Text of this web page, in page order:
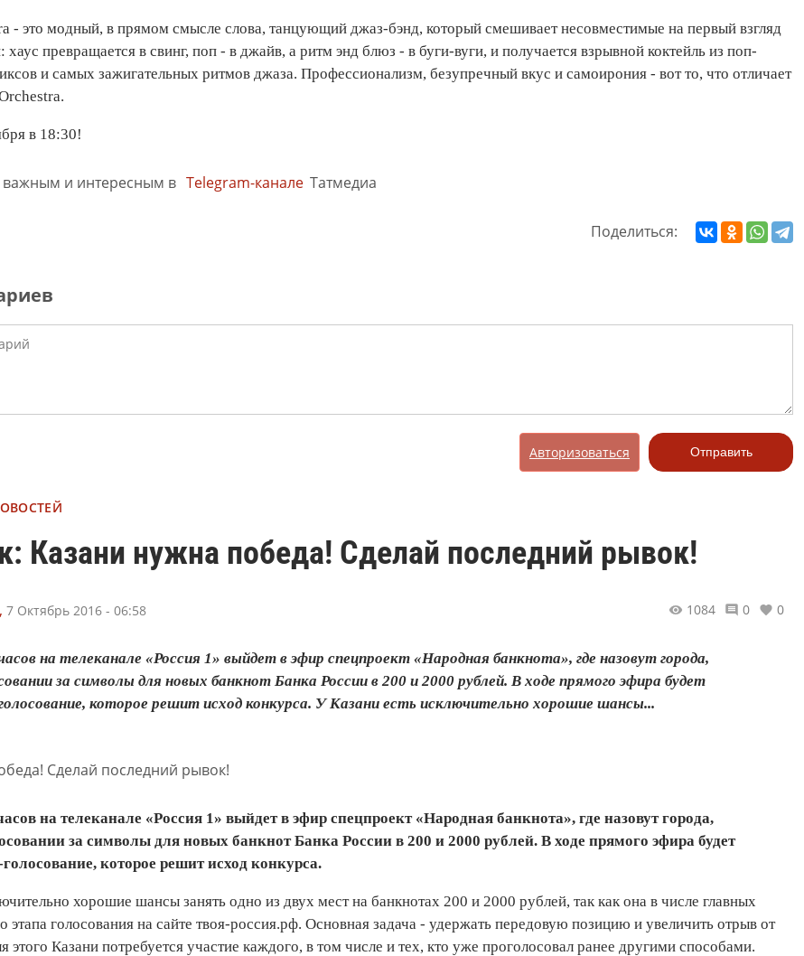
- это модный, в прямом смысле слова, танцующий джаз-бэнд, который смешивает несовместимые на первый взгляд
превращается в свинг, поп - в джайв, а ритм энд блюз - в буги-вуги, и получается взрывной коктейль из поп-
и самых зажигательных ритмов джаза. Профессионализм, безупречный вкус и самоирония - вот то, что отличает
в 18:30!
важным и интересным в Telegram-канале Татмедиа
Поделиться:
Авторизоваться Отправить
Казани нужна победа! Сделай последний рывок!
7 Октябрь 2016 - 06:58 1084 0 0
на телеканале «Россия 1» выйдет в эфир спецпроект «Народная банкнота», где назовут города,
за символы для новых банкнот Банка России в 200 и 2000 рублей. В ходе прямого эфира будет
которое решит исход конкурса. У Казани есть исключительно хорошие шансы...
на телеканале «Россия 1» выйдет в эфир спецпроект «Народная банкнота», где назовут города,
за символы для новых банкнот Банка России в 200 и 2000 рублей. В ходе прямого эфира будет
которое решит исход конкурса.
хорошие шансы занять одно из двух мест на банкнотах 200 и 2000 рублей, так как она в числе главных
этапа голосования на сайте твоя-россия.рф. Основная задача - удержать передовую позицию и увеличить отрыв от
этого Казани потребуется участие каждого, в том числе и тех, кто уже проголосовал ранее другими способами.